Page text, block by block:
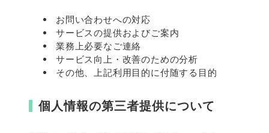
お問い合わせへの対応
サービスの提供およびご案内
業務上必要なご連絡
サービス向上・改善のための分析
その他、上記利用目的に付随する目的
個人情報の第三者提供について